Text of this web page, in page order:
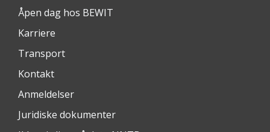
Åpen dag hos BEWIT
Karriere
Transport
Kontakt
Anmeldelser
Juridiske dokumenter